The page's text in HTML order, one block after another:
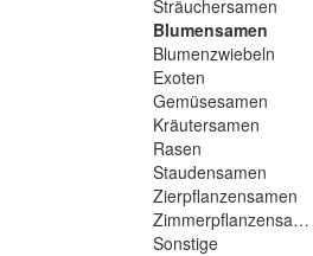
Sträuchersamen
Blumensamen
Blumenzwiebeln
Exoten
Gemüsesamen
Kräutersamen
Rasen
Staudensamen
Zierpflanzensamen
Zimmerpflanzensamen
Sonstige